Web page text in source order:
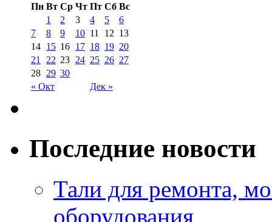
Пн Вт Ср Чт Пт Сб Вс
« Окт Дек »
1 2 3 4 5
6
7
8 9 10 11 12 13
14 15 16 17 18 19 20
21
22 23 24 25 26 27
28 29 30
Последние новости
Тали для ремонта,
оборудования